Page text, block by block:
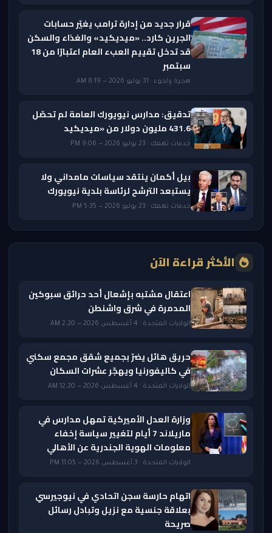
قرار جديد من إدارة ترامب يغيّر حسابات
الجرين كارد.. «ميديكيد» والغذاء والسكن
قد تدخل تقييم العبء العام اعتبارًا من 18
سبتمبر
هجرة ولجوء · 31 يوليو 2026 — 8:19 AM
تدقيق: مدارس نيويورك العامة لم تحصّل
431.6 مليون دولار من «ميديكيد
خدمات تهمك · 23 يوليو 2026 — 9:06 PM
بيل أكمان ينتقد سياسات مامداني ولا
يستبعد الترشح لرئاسة بلدية نيويورك
خدمات تهمك · 23 يوليو 2026 — 5:35 PM
الأكثر قراءة الآن
اعتقال مشتبه بإشعال أحد حرائق سبوكين
المدمرة في شرق واشنطن
الولايات المتحدة · 4 أغسطس 2026 — 2:20 AM
حريق هائل يضرّ بجميع شقق مجمع سكني
في كاليفورنيا ويهجّر عشرات السكان
الولايات المتحدة · 4 أغسطس 2026 — 12:20 AM
وزارة العدل الأميركية تمهل مدارس في
ماريلاند 7 أيام لتغيير سياسة إخفاء
معلومات الهوية الجندرية عن الأهالي
الولايات المتحدة · 3 أغسطس 2026 — 11:05 PM
اتهام حارسة سجن اتحادي في نيوجيرسي
بعلاقة جنسية مع نزيل وتبادل رسائل
صريحة